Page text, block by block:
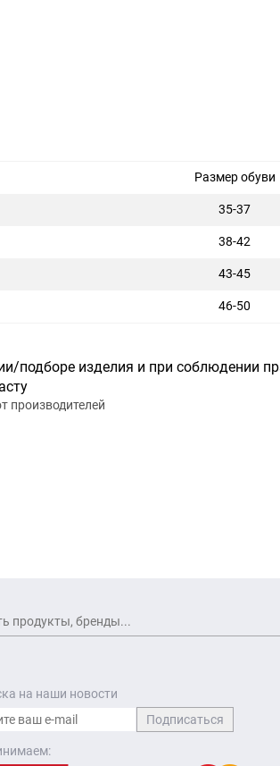
Размер обуви
35-37
38-42
43-45
46-50
подборе изделия и при соблюдении
производителей
на наши новости